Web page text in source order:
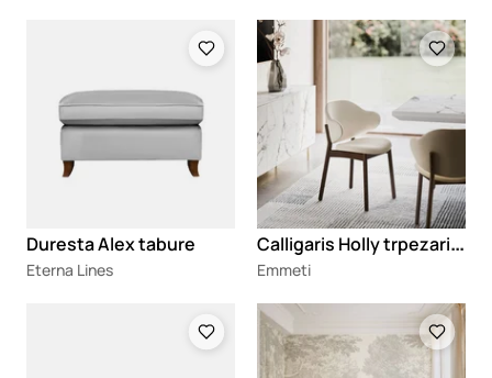
Duresta Alex tabure
Eterna Lines
Loading
C
alligaris Holly trpezarijska stolica
Emmeti
Loading